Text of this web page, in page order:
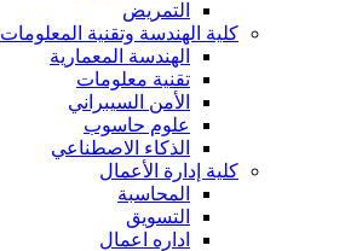
التمريض
كلية الهندسة وتقنية المعلومات
الهندسة المعمارية
تقنية معلومات
الأمن السيبراني
علوم حاسوب
الذكاء الاصطناعي
كلية إدارة الأعمال
المحاسبة
التسويق
اداره اعمال